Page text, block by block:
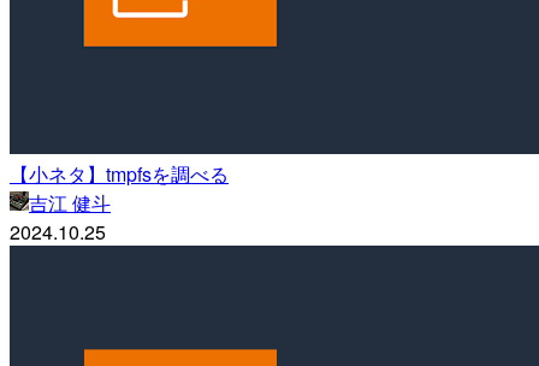
【小ネタ】tmpfsを調べる
吉江 健斗
2024.10.25